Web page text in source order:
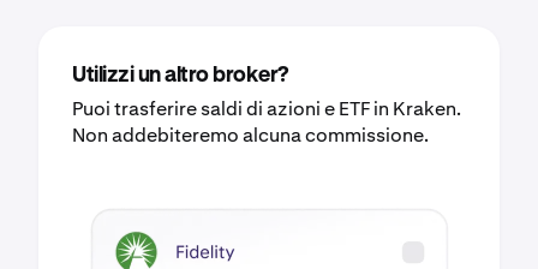
Utilizzi un altro broker?
Puoi trasferire saldi di azioni e ETF in Kraken.
Non addebiteremo alcuna commissione.